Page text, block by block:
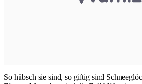
So hübsch sie sind, so giftig sind